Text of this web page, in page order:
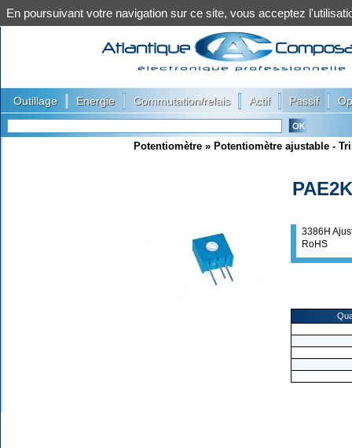
Outillage Energie Commutation/relais Actif Passif
Potentiomètre » Potentiomètre ajustable -
PAE2K
3386H
RoHS
En poursuivant votre navigation sur ce site, vous acceptez